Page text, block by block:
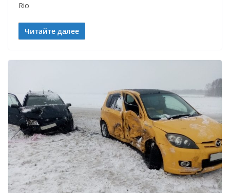
Rio
Читайте далее